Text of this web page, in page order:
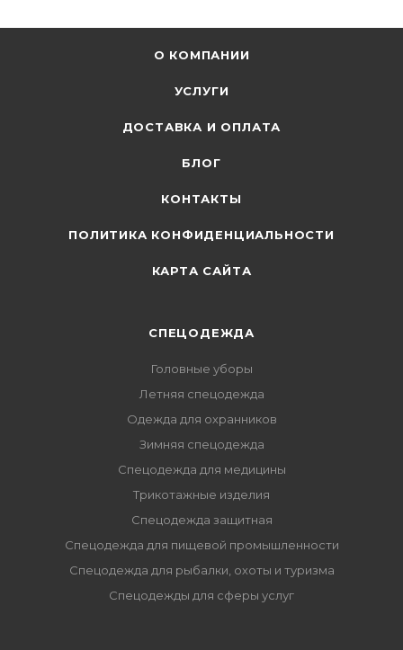
О КОМПАНИИ
УСЛУГИ
ДОСТАВКА И ОПЛАТА
БЛОГ
КОНТАКТЫ
ПОЛИТИКА КОНФИДЕНЦИАЛЬНОСТИ
КАРТА САЙТА
СПЕЦОДЕЖДА
Головные уборы
Летняя спецодежда
Одежда для охранников
Зимняя спецодежда
Спецодежда для медицины
Трикотажные изделия
Спецодежда защитная
Спецодежда для пищевой промышленности
Спецодежда для рыбалки, охоты и туризма
Спецодежды для сферы услуг